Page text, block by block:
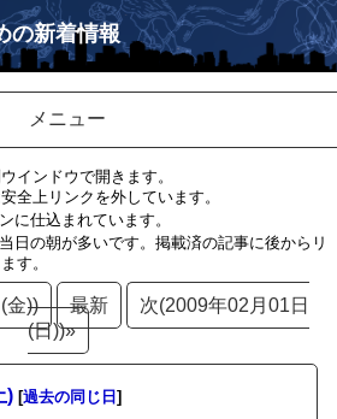
の新着情報
メニュー
インドウで開きます。
全上リンクを外しています。
に仕込まれています。
日の朝が多いです。掲載済の記事に後からリ
す。
金)) 最新
次(2009年02月01日
(日))»
) [過去の同じ日 ]